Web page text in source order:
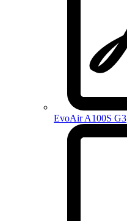
EvoAir A100S G3